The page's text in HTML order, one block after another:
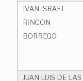
IVAN ISRAEL
RINCON
BORREGO
JUAN LUIS DE LAS